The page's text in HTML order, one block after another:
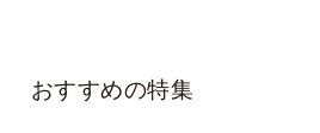
おすすめの特集